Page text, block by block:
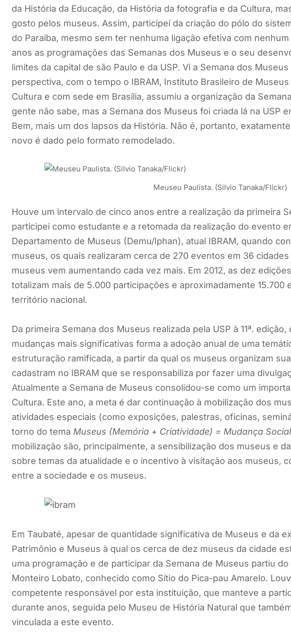
da História da Educação, da História da fotografia e da Cultura,
gosto pelos museus. Assim, participei da criação do pólo do
do Paraíba, mesmo sem ter nenhuma ligação efetiva com
anos as programações das Semanas dos Museus e o seu
limites da capital de são Paulo e da USP. Vi a Semana dos
perspectiva, com o tempo o IBRAM, Instituto Brasileiro de
Cultura e com sede em Brasília, assumiu a organização da
gente não sabe, mas a Semana dos Museus foi criada lá na USP
Bem, mais um dos lapsos da História. Não é, portanto,
novo é dado pelo formato remodelado.
Meuseu Paulista. (Silvio Tanaka/Flickr)
Houve um intervalo de cinco anos entre a realização da primeira
participei como estudante e a retomada da realização do evento
Departamento de Museus (Demu/Iphan), atual IBRAM, quando
museus, os quais realizaram cerca de 270 eventos em 36
museus vem aumentando cada vez mais. Em 2012, as dez
totalizam mais de 5.000 participações e aproximadamente 15.700
território nacional.
Da primeira Semana dos Museus realizada pela USP à 11ª.
mudanças mais significativas forma a adoção anual de uma
estruturação ramificada, a partir da qual os museus organizam
cadastram no IBRAM que se responsabiliza por fazer uma
Atualmente a Semana de Museus consolidou-se como um
Cultura. Este ano, a meta é dar continuação à mobilização dos
atividades especiais (como exposições, palestras, oficinas,
torno do tema Museus (Memória + Criatividade) = Mudança Social
mobilização são, principalmente, a sensibilização dos museus e
sobre temas da atualidade e o incentivo à visitação aos museus,
entre a sociedade e os museus.
Em Taubaté, apesar de quantidade significativa de Museus e da
Patrimônio e Museus à qual os cerca de dez museus da cidade
uma programação e de participar da Semana de Museus partiu
Monteiro Lobato, conhecido como Sítio do Pica-pau Amarelo.
competente responsável por esta instituição, que manteve a
durante anos, seguida pelo Museu de História Natural que
vinculada a este evento.